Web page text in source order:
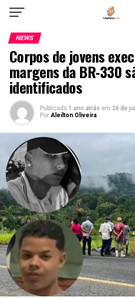
NEWS
Corpos de jovens
margens da BR-330
identificados
Publicado 1 ano atrás em 26 de
Por Aleilton Oliveira